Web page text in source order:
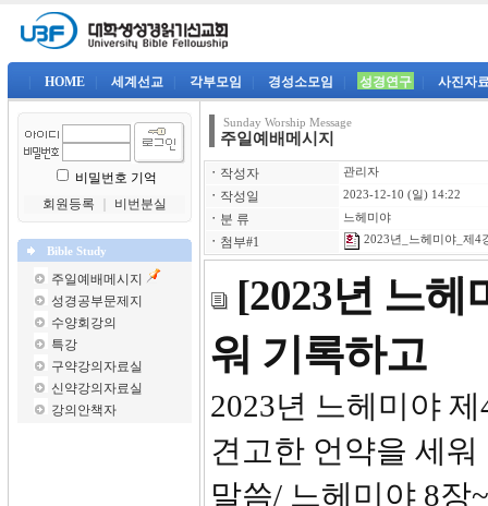
HOME 세계선교 각부모임 경성소모임 성경연구 사진자
비밀번호 기억
회원등록
비번분실
Bible Study
주일예배메시지
성경공부문제지
수양회강의
특강
구약강의자료실
신약강의자료실
강의안책자
Sunday Worship Message
주일예배메시지
ㆍ 작성자 관리자
ㆍ 작성일 2023-12-10 (일) 14:22
ㆍ 분 류 느헤미야
ㆍ 첨부#1 2023년_느헤미야_제4
[2023년 느헤
워 기록하고
2023년 느
견고한 언약을 세
말씀/ 느헤미야 8장